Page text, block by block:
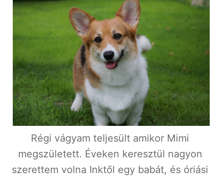
Régi vágyam teljesült amikor Mimi
megszületett. Éveken keresztül nagyon
szerettem volna Inktől egy babát, és óriási